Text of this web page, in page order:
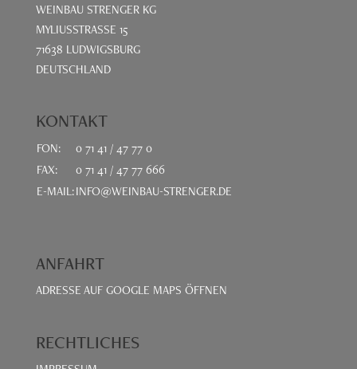
WEINBAU STRENGER KG
MYLIUSSTRASSE 15
71638 LUDWIGSBURG
DEUTSCHLAND
KONTAKT
FON:
0 71 41 / 47 77 0
FAX:
0 71 41 / 47 77 666
E-MAIL:INFO@WEINBAU-STRENGER.DE
ANFAHRT
ADRESSE AUF GOOGLE MAPS ÖFFNEN
RECHTLICHES